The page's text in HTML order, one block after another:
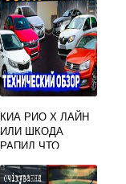
КИА РИО Х ЛАЙН
ИЛИ ШКОДА
РАПИД ЧТО